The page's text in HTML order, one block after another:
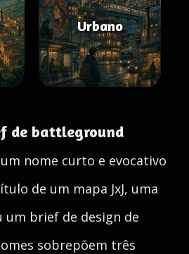
Urbano
de battleground
nome curto e evocativo
de um mapa JxJ, uma
um brief de design de
sobrepõem três